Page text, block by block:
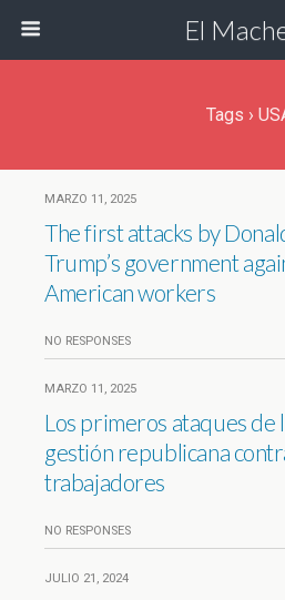
El
Tags ›
MARZO 11, 2025
The first attacks by
Trump’s government
American workers
NO RESPONSES
MARZO 11, 2025
Los primeros ataques de
gestión republicana
trabajadores
NO RESPONSES
JULIO 21, 2024